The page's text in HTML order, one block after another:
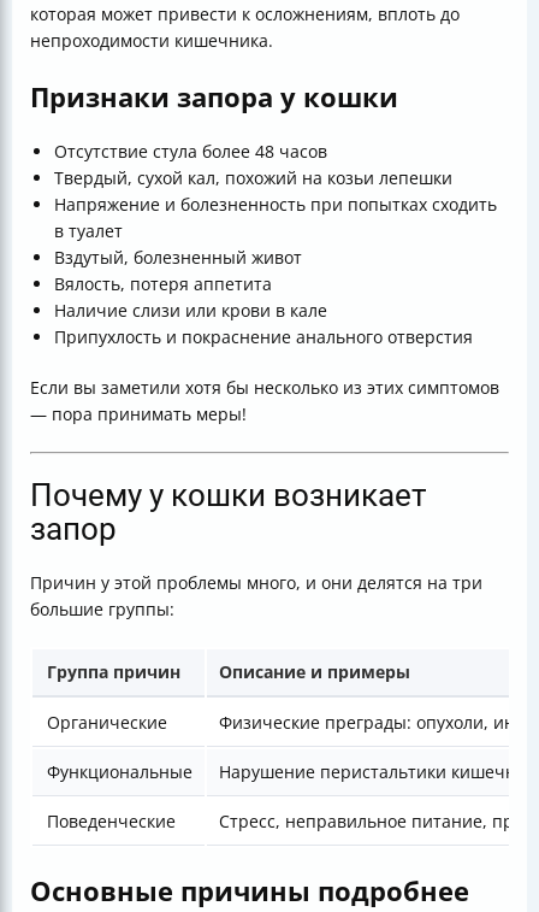
которая может привести к осложнениям, вплоть до
непроходимости кишечника.
Признаки запора у кошки
Отсутствие стула более 48 часов
Твердый, сухой кал, похожий на козьи лепешки
Напряжение и болезненность при попытках сходить
в туалет
Вздутый, болезненный живот
Вялость, потеря аппетита
Наличие слизи или крови в кале
Припухлость и покраснение анального отверстия
Если вы заметили хотя бы несколько из этих симптомов
— пора принимать меры!
Почему у кошки возникает
запор
Причин у этой проблемы много, и они делятся на три
большие группы:
Группа причин Описание и примеры
Органические Физические преграды: опухоли,
Функциональные Нарушение перистальтики
Поведенческие Стресс, неправильное питание,
Основные причины подробнее